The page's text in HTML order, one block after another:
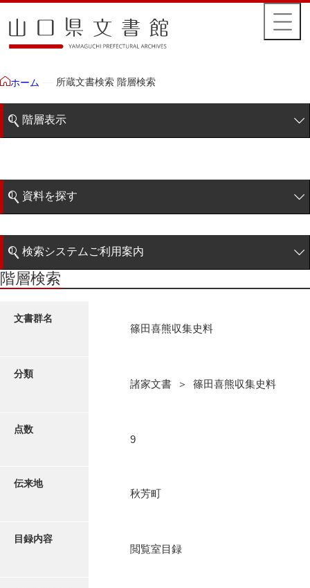
ホーム 所蔵文書検索 階層検索
階層表示
藩政文書
特定歴史公文書
諸家文書
荒瀬家文書（防府市）
資料を探す
階層検索
近代刊行写真帳類
検索システムご利用案内
検索システムの利用について
更新履歴
階層検索
文書群名
篠田喜熊収集史料
分類
諸家文書 ＞ 篠田喜熊収集史料
点数
9
伝来地
秋芳町
目録内容
閲覧室目録